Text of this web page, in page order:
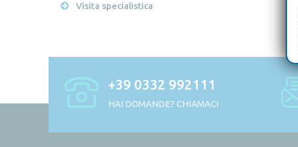
Visita specialistica
+39 0332 992111
HAI DOMANDE? CHIAMACI